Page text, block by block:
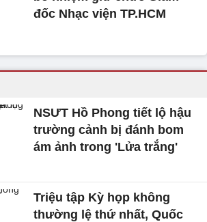
đốc Nhạc viện TP.HCM
NSƯT Hồ Phong tiết lộ hậu
trường cảnh bị đánh bom
ám ảnh trong 'Lửa trắng'
Triệu tập Kỳ họp không
thường lệ thứ nhất, Quốc